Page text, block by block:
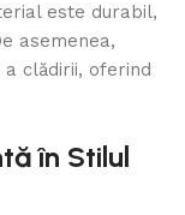
este durabil,
asemenea,
clădirii, oferind
în Stilul